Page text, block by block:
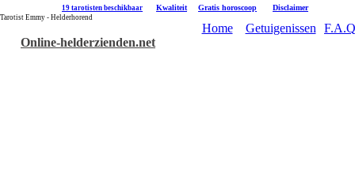
19 tarotisten beschikbaar Kwaliteit Gratis horoscoop Disclaimer
Tarotist Emmy - Helderhorend
Online-helderzienden.net
Home Getuigenissen